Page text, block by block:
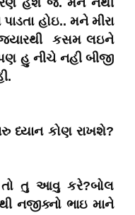
હશે જ. મને નથી
હોઇ.. મને મીરા
જ્યારથી કસમ લઇને
હુ નીચે નહી બીજી
ધ્યાન કોણ રાખશે?
તો તુ આવુ કરે?બોલ
નજીક્નો ભાઇ માને